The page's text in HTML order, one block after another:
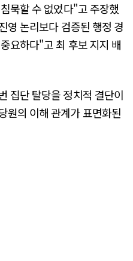
묵할 수 없었다"고 주장했
영 논리보다 검증된 행정 경
요하다"고 최 후보 지지 배
집단 탈당을 정치적 결단이
원의 이해 관계가 표면화된